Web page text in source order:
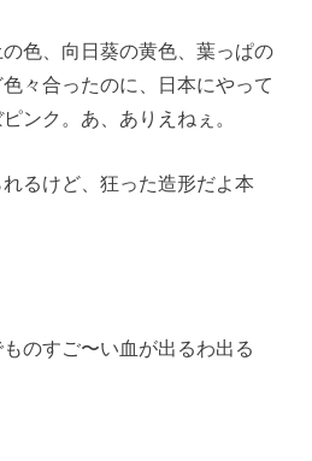
色、向日葵の黄色、葉っぱの
々合ったのに、日本にやって
ンク。あ、ありえねぇ。
るけど、狂った造形だよ本
のすご〜い血が出るわ出る